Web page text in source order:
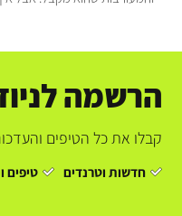
הרשמה
קבלו את כל הטיפים
חדשות וטרנדים טיפים